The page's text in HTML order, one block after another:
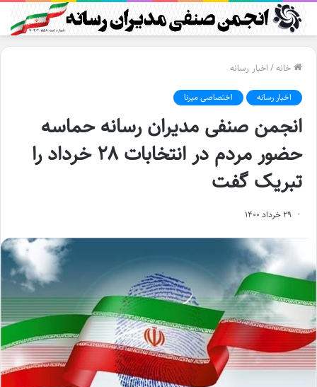
خانه/ اخبار رسانه
اخبار رسانه اختصاصی میرنا
انجمن صنفی مدیران رسانه حماسه
حضور مردم در انتخابات ۲۸ خرداد را
تبریک گفت
۲۹ خرداد ۱۴۰۰